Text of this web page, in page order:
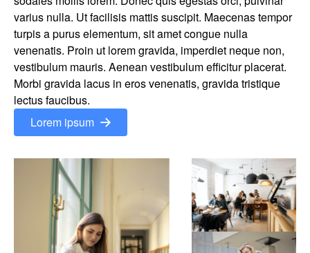
varius nulla. Ut facilisis mattis suscipit. Maecenas tempor
turpis a purus elementum, sit amet congue nulla
venenatis. Proin ut lorem gravida, imperdiet neque non,
vestibulum mauris. Aenean vestibulum efficitur placerat.
Morbi gravida lacus in eros venenatis, gravida tristique
lectus faucibus.
Lorem ipsum